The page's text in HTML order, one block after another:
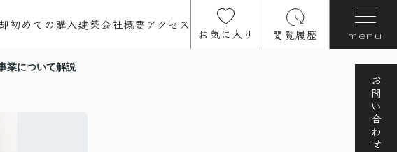
初めての購入建築会社概要アクセス
お気に入り 閲覧履歴 menu
お問い合わせ
業について解説